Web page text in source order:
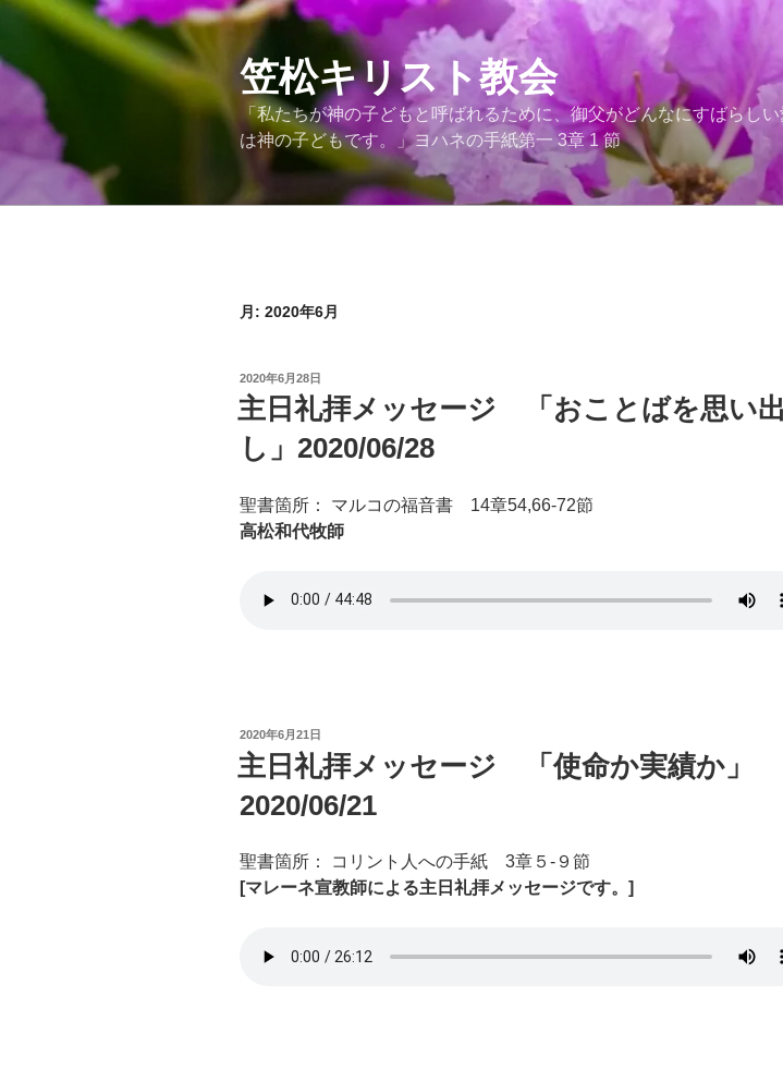
コ
テ
笠松キリスト教会
「私たちが神の子どもと呼ばれるために、御父がどんなにすばらし
は神の子どもです。」ヨハネの手紙第一 3章 1 節
月: 2020年6月
投
稿
日:
2020年6月28日
主日礼拝メッセージ 「おことばを思い出
し」2020/06/28
聖書箇所： マルコの福音書 14章54,66-72節
高松和代牧師
投
稿
日:
2020年6月21日
主日礼拝メッセージ 「使命か実績か」
2020/06/21
聖書箇所： コリント人への手紙 3章５-９節
[マレーネ宣教師による主日礼拝メッセージです。]